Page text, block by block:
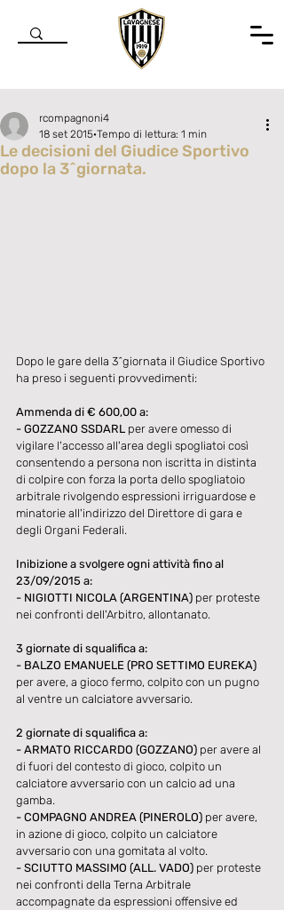
Le decisioni del Giudice Sportivo
dopo la 3^giornata.
rcompagnoni4
18 set 2015 Tempo di lettura: 1 min
Dopo le gare della 3^giornata il Giudice Sportivo
ha preso i seguenti provvedimenti:
Ammenda di € 600,00 a:
- GOZZANO SSDARL per avere omesso di
vigilare l'accesso all'area degli spogliatoi così
consentendo a persona non iscritta in distinta
di colpire con forza la porta dello spogliatoio
arbitrale rivolgendo espressioni irriguardose e
minatorie all'indirizzo del Direttore di gara e
degli Organi Federali.
Inibizione a svolgere ogni attività fino al
23/09/2015 a:
- NIGIOTTI NICOLA (ARGENTINA) per proteste
nei confronti dell'Arbitro, allontanato.
3 giornate di squalifica a:
- BALZO EMANUELE (PRO SETTIMO EUREKA)
per avere, a gioco fermo, colpito con un pugno
al ventre un calciatore avversario.
2 giornate di squalifica a:
- ARMATO RICCARDO (GOZZANO) per avere al
di fuori del contesto di gioco, colpito un
calciatore avversario con un calcio ad una
gamba.
- COMPAGNO ANDREA (PINEROLO) per avere,
in azione di gioco, colpito un calciatore
avversario con una gomitata al volto.
- SCIUTTO MASSIMO (ALL. VADO) per proteste
nei confronti della Terna Arbitrale
accompagnate da espressioni offensive ed